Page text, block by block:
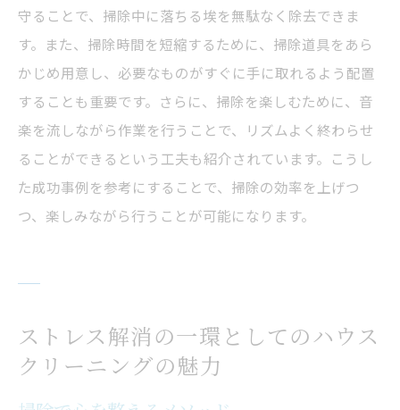
守ることで、掃除中に落ちる埃を無駄なく除去できま
す。また、掃除時間を短縮するために、掃除道具をあら
かじめ用意し、必要なものがすぐに手に取れるよう配置
することも重要です。さらに、掃除を楽しむために、音
楽を流しながら作業を行うことで、リズムよく終わらせ
ることができるという工夫も紹介されています。こうし
た成功事例を参考にすることで、掃除の効率を上げつ
つ、楽しみながら行うことが可能になります。
ストレス解消の一環としてのハウス
クリーニングの魅力